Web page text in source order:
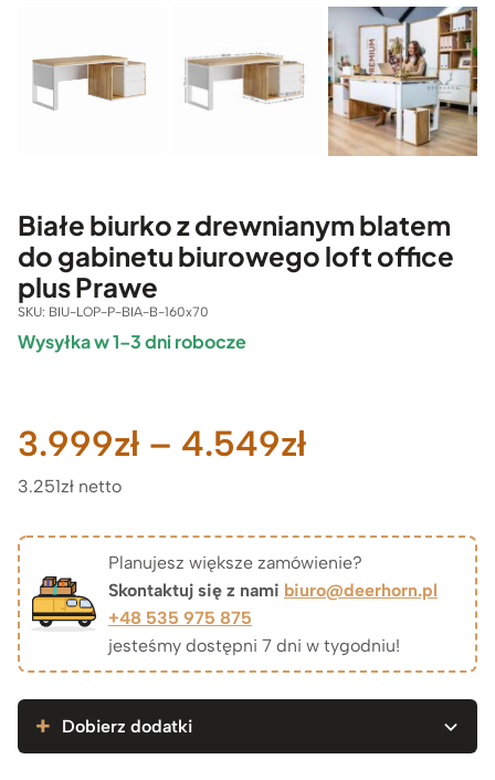
Białe biurko z drewnianym blatem
do gabinetu biurowego loft office
plus Prawe
SKU: BIU-LOP-P-BIA-B-160x70
Wysyłka w 1–3 dni robocze
3.999zł – 4.549złZakres
od
3.999zł
do
3.251zł netto
Planujesz większe zamówienie?
Skontaktuj się z nami biuro@deerhorn.pl
+48 535 975 875
jesteśmy dostępni 7 dni w tygodniu!
Dobierz dodatki